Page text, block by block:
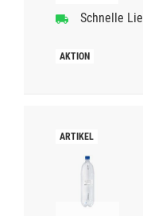
Schnelle